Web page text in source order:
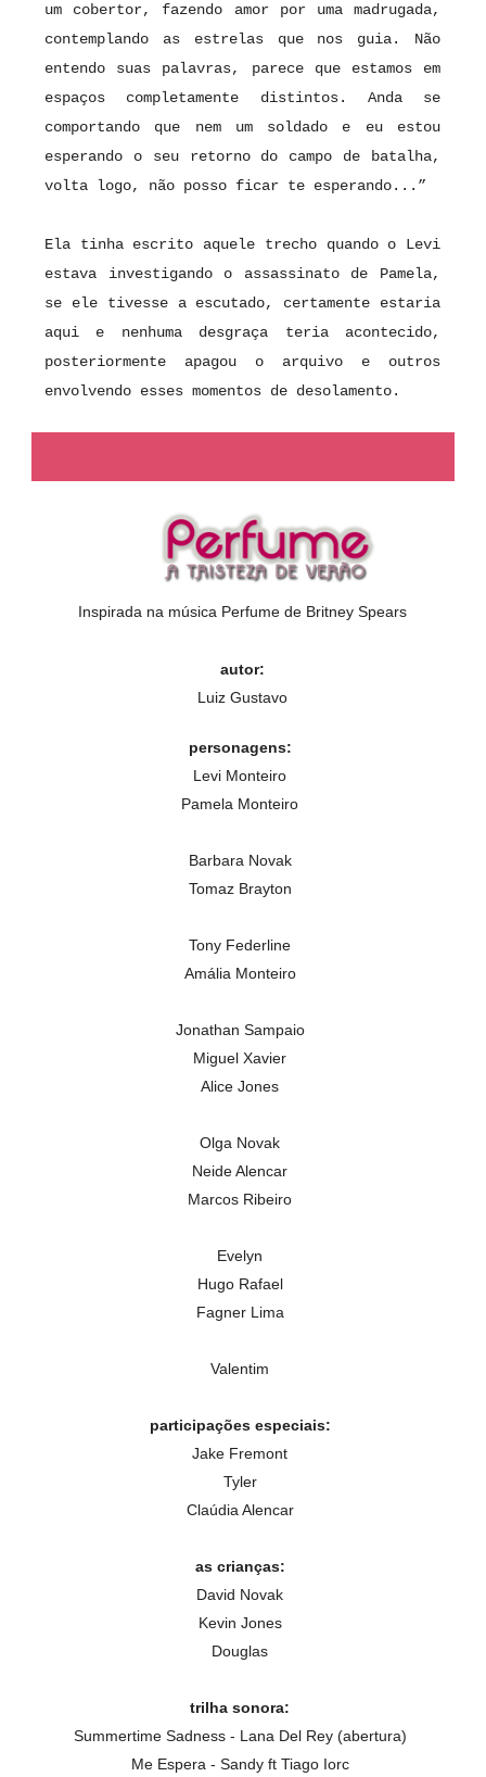
um cobertor, fazendo amor por uma madrugada,
contemplando as estrelas que nos guia. Não
entendo suas palavras, parece que estamos em
espaços completamente distintos. Anda se
comportando que nem um soldado e eu estou
esperando o seu retorno do campo de batalha,
volta logo, não posso ficar te esperando...”
Ela tinha escrito aquele trecho quando o Levi
estava investigando o assassinato de Pamela,
se ele tivesse a escutado, certamente estaria
aqui e nenhuma desgraça teria acontecido,
posteriormente apagou o arquivo e outros
envolvendo esses momentos de desolamento.
Inspirada na música Perfume de Britney Spears
autor:
Luiz Gustavo
personagens:
Levi Monteiro
Pamela Monteiro
Barbara Novak
Tomaz Brayton
Tony Federline
Amália Monteiro
Jonathan Sampaio
Miguel Xavier
Alice Jones
Olga Novak
Neide Alencar
Marcos Ribeiro
Evelyn
Hugo Rafael
Fagner Lima
Valentim
participações especiais:
Jake Fremont
Tyler
Claúdia Alencar
as crianças:
David Novak
Kevin Jones
Douglas
trilha sonora:
Summertime Sadness - Lana Del Rey (abertura)
Me Espera - Sandy ft Tiago Iorc